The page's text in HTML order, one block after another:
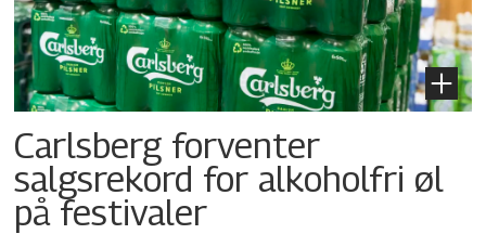
Carlsberg forventer
salgsrekord for alkoholfri øl
på festivaler